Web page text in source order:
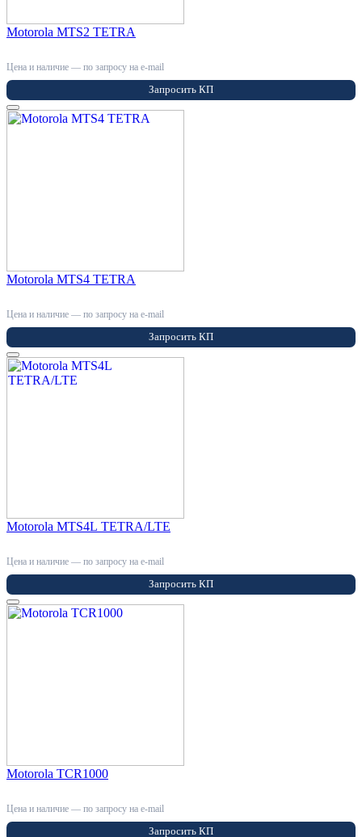
Motorola MTS2 TETRA
Цена и наличие — по запросу на e-mail
Запросить КП
Motorola MTS4 TETRA
Цена и наличие — по запросу на e-mail
Запросить КП
Motorola MTS4L TETRA/LTE
Цена и наличие — по запросу на e-mail
Запросить КП
Motorola TCR1000
Цена и наличие — по запросу на e-mail
Запросить КП